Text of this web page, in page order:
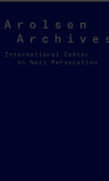
Arolsen
Archives